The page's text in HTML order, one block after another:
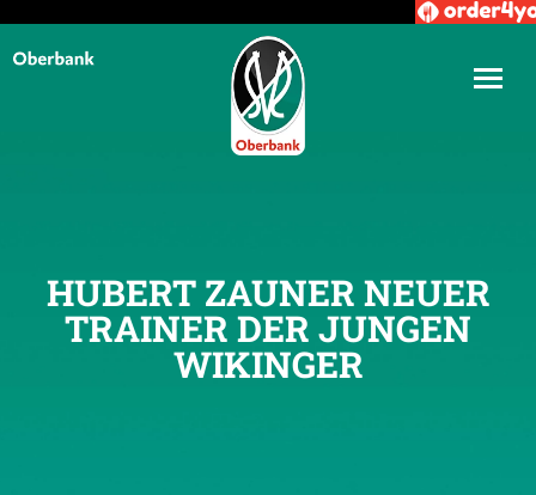
HUBERT ZAUNER NEUER
TRAINER DER JUNGEN
WIKINGER